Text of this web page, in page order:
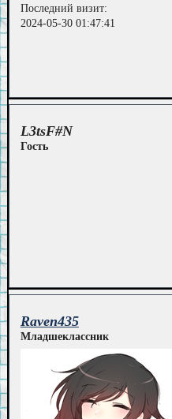
Последний визит:
2024-05-30 01:47:41
L3tsF#N
Гость
Raven435
Младшеклассник